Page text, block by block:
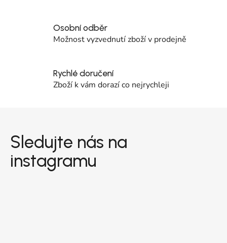
Osobní odběr
Možnost vyzvednutí zboží v prodejně
Rychlé doručení
Zboží k vám dorazí co nejrychleji
Sledujte nás na
instagramu